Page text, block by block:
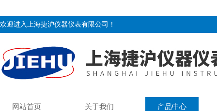
欢迎进入上海捷沪仪器仪表有限公司！
网站首页 关于我们 产品中心